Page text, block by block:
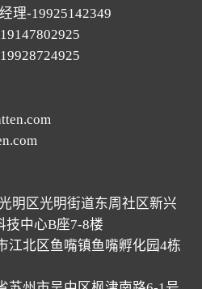
理-19925142349
明区光明街道东周社区新兴
技中心B座7-8楼
江北区鱼嘴镇鱼嘴孵化园4栋